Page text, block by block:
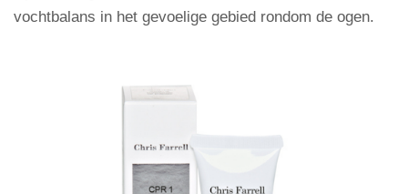
vochtbalans in het gevoelige gebied rondom de ogen.